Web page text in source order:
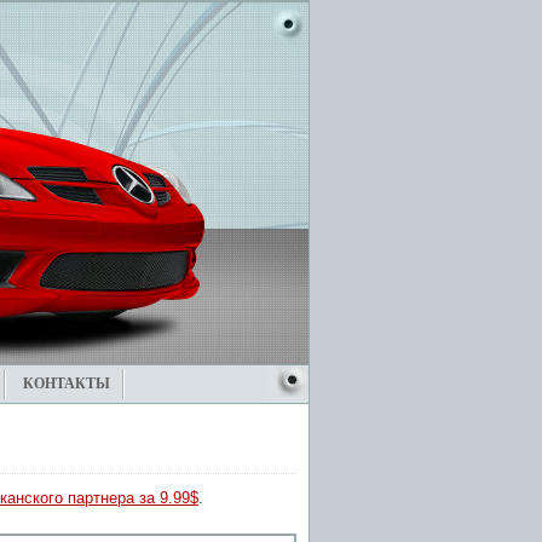
КОНТАКТЫ
партнера за 9.99$.